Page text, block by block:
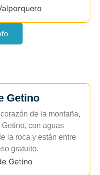
Getino
de la montaña,
con aguas
la roca y están entre
gratuito.